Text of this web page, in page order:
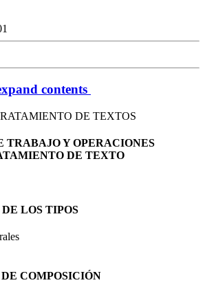
contents
DE TEXTOS
TRABAJO Y OPERACIONES
DE TEXTO
LOS TIPOS
COMPOSICIÓN